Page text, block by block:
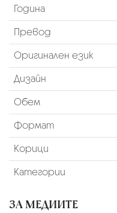
Година
Превод
Оригинален език
Дизайн
Обем
Формат
Корици
Категории
ЗА МЕДИИТЕ